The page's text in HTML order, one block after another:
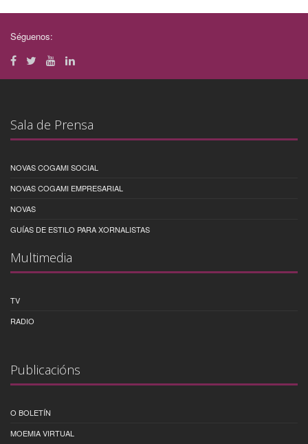
Séguenos:
Sala de Prensa
NOVAS COGAMI SOCIAL
NOVAS COGAMI EMPRESARIAL
NOVAS
GUÍAS DE ESTILO PARA XORNALISTAS
Multimedia
TV
RADIO
Publicacións
O BOLETÍN
MOEMIA VIRTUAL